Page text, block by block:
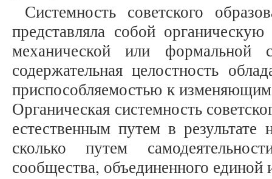
Системность советского
представляла собой
механической или формальной
содержательная целостность
приспособляемостью к
Органическая системность
естественным путем в результате
сколько путем
сообщества, объединенного